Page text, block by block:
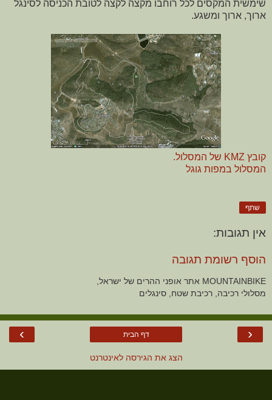
שימשית המקסים לכל רוחבו מקצה לקצה לטובת הכניסה לסינגל
ארוך, ארוך ומשגע.
קובץ KMZ של המסלול.
המסלול במפות גוגל
שתף
אין תגובות:
הוסף רשומת תגובה
MOUNTAINBIKE אתר אופני ההרים של ישראל,
מסלולי רכיבה, רכיבת שטח, סינגלים
‹
› דף הבית
הצג את הגירסה לאינטרנט